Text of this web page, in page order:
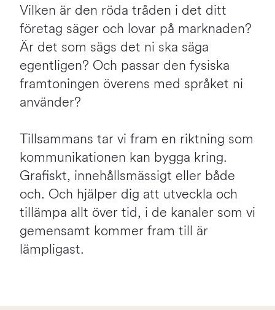
Vilken är den röda tråden i det ditt
företag säger och lovar på marknaden?
Är det som sägs det ni ska säga
egentligen? Och passar den fysiska
framtoningen överens med språket ni
använder?
Tillsammans tar vi fram en riktning som
kommunikationen kan bygga kring.
Grafiskt, innehållsmässigt eller både
och. Och hjälper dig att utveckla och
tillämpa allt över tid, i de kanaler som vi
gemensamt kommer fram till är
lämpligast.